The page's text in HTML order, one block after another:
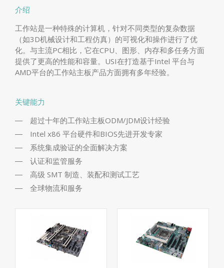
介绍
工作站是一种特殊的计算机，针对不同类型的复杂数据
（如3D机械设计和工程仿真）的可视化和操作进行了优
化。与主流PC相比，它在CPU、图形、内存和多任务方面
提供了更高的性能和容量。USI在打造基于Intel 平台与
AMD平台的工作站主板产品方面拥有多年经验。
关键能力
超过十年的工作站主板ODM/JDM设计经验
Intel x86 平台硬件和BIOS先进开发专家
系统集成验证的全面解决方案
认证和监管服务
高级 SMT 制造、装配和测试工艺
全球物流和服务